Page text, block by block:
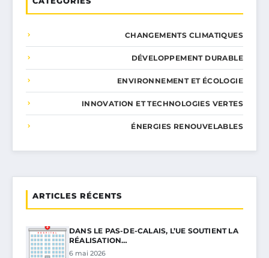
CHANGEMENTS CLIMATIQUES
DÉVELOPPEMENT DURABLE
ENVIRONNEMENT ET ÉCOLOGIE
INNOVATION ET TECHNOLOGIES VERTES
ÉNERGIES RENOUVELABLES
ARTICLES RÉCENTS
DANS LE PAS-DE-CALAIS, L’UE SOUTIENT LA
RÉALISATION…
6 mai 2026